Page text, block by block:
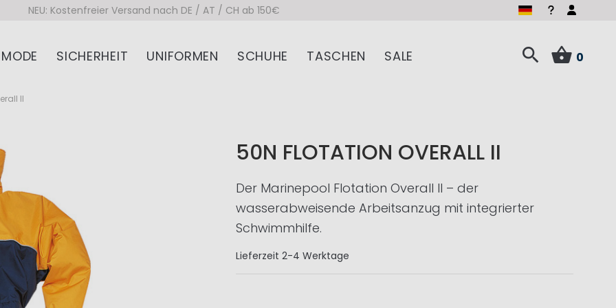
NEU: Kostenfreier Versand nach DE / AT / CH ab 150€
MODE SICHERHEIT UNIFORMEN SCHUHE TASCHEN SALE 0
II
50N FLOTATION OVERALL II
Der Marinepool Flotation Overall II – der
wasserabweisende Arbeitsanzug mit integrierter
Schwimmhilfe.
Lieferzeit 2-4 Werktage